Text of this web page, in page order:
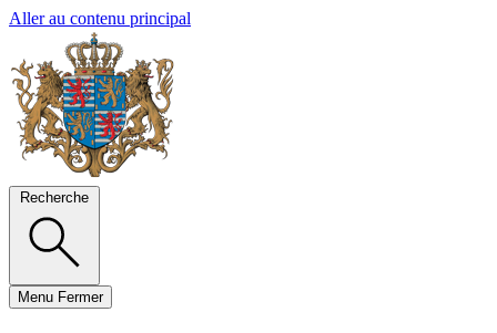
Aller au contenu principal
Recherche
Menu Fermer